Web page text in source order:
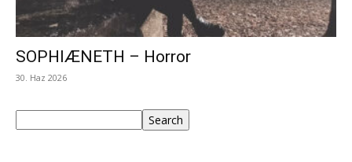
SOPHIÆNETH – Horror
30. Haz 2026
Search